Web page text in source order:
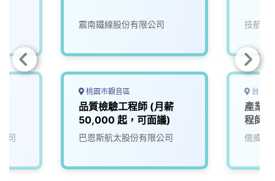
司
震南鐵線股份有限公司
桃園市觀音區
品質檢驗工程師 (月薪
50,000 起，可面議)
巴恩斯航太股份有限公司
技航科
台中
產業
程師
億威電